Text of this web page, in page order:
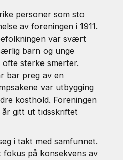
personer som sto
av foreningen i 1911.
var svært
barn og unge
sterke smerter.
bar preg av en
var utbygging
kosthold. Foreningen
år gitt ut tidsskriftet
i takt med samfunnet.
på konsekvens av